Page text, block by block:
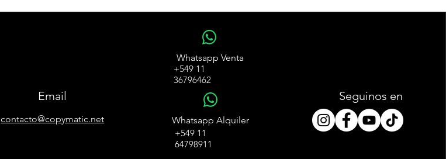
Email
contacto@copymatic.net
Whatsapp Venta
+549 11
36796462
Whatsapp Alquiler
+549 11
64798911
Seguinos en